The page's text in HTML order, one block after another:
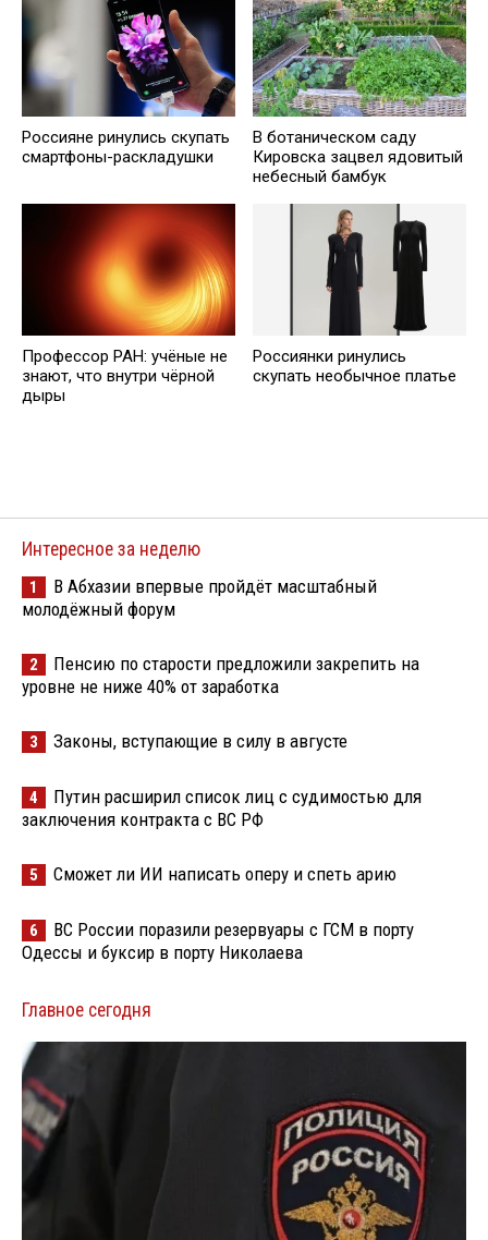
Россияне ринулись скупать
смартфоны-раскладушки
В ботаническом саду
Кировска зацвел ядовитый
небесный бамбук
Профессор РАН: учёные не
знают, что внутри чёрной
дыры
Россиянки ринулись
скупать необычное платье
Интересное за неделю
1
В Абхазии впервые пройдёт масштабный
молодёжный форум
2
Пенсию по старости предложили закрепить на
уровне не ниже 40% от заработка
3 Законы, вступающие в силу в августе
4
Путин расширил список лиц с судимостью для
заключения контракта с ВС РФ
5 Сможет ли ИИ написать оперу и спеть арию
6
ВС России поразили резервуары с ГСМ в порту
Одессы и буксир в порту Николаева
Главное сегодня